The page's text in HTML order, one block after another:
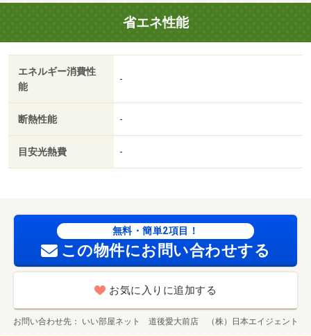
省エネ性能
エネルギー消費性
能
-
断熱性能 -
目安光熱費 -
無料・簡単2項目！
この物件にお問い合わせする
お気に入りに追加する
お問い合わせ先 いい部屋ネット 道後愛大前店 （株）日本エイジェント